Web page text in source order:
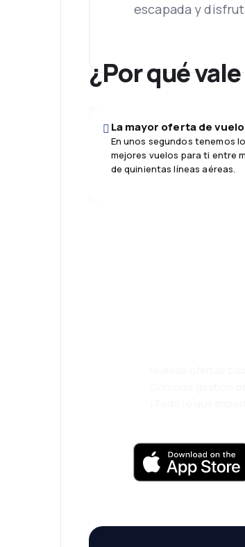
escapada y
¿Por qué
La mayor oferta de
En unos segundos tenemos
mejores vuelos para ti entre
de quinientas líneas aéreas.